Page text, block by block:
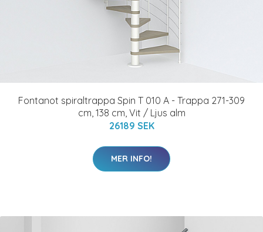
Fontanot spiraltrappa Spin T 010 A - Trappa 271-309
cm, 138 cm, Vit / Ljus alm
26189 SEK
MER INFO!